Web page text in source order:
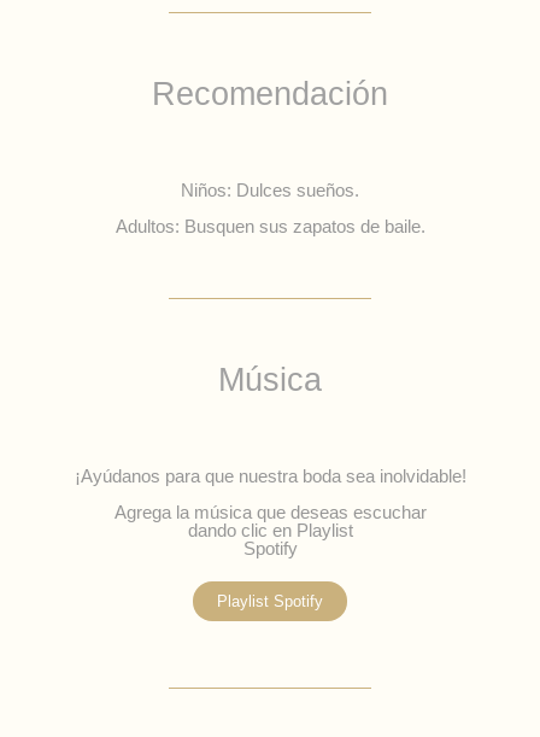
Recomendación
Niños: Dulces sueños.
Adultos: Busquen sus zapatos de baile.
Música
¡Ayúdanos para que nuestra boda sea inolvidable!
Agrega la música que deseas escuchar
dando clic en Playlist
Spotify
Playlist Spotify